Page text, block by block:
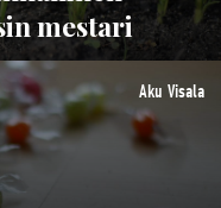
mestari
Aku Visala